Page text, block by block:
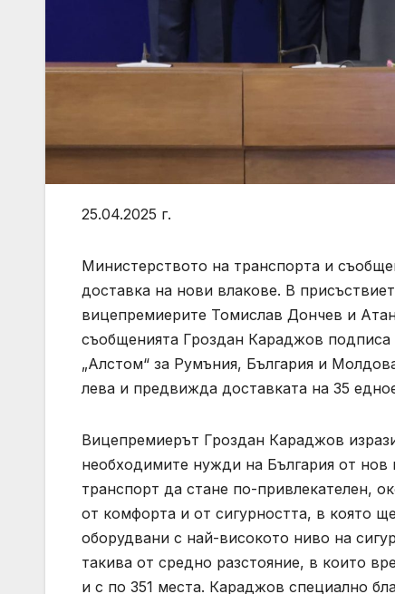
25.04.2025 г.
Министерството на транспорта и
доставка на нови влакове. В
вицепремиерите Томислав Дончев и
съобщенията Гроздан Караджов
„Алстом“ за Румъния, България и
лева и предвижда доставката на 35
Вицепремиерът Гроздан Караджов
необходимите нужди на България от нов
транспорт да стане по-привлекателен,
от комфорта и от сигурността, в която
оборудвани с най-високото ниво на
такива от средно разстояние, в които
и с по 351 места. Караджов специално